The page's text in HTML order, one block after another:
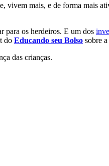
vivem mais, e de forma mais
para os herdeiros. E um dos
do Educando seu Bolso sobre
das crianças.